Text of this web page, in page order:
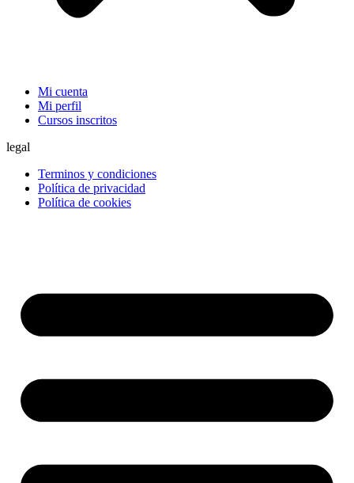
Mi cuenta
Mi perfil
Cursos inscritos
legal
Terminos y condiciones
Política de privacidad
Política de cookies